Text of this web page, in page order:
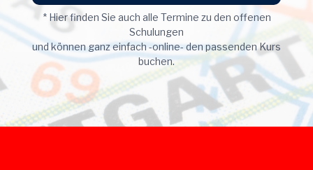
* Hier finden Sie auch alle Termine zu den offenen
Schulungen
und können ganz einfach -online- den passenden Kurs
buchen.